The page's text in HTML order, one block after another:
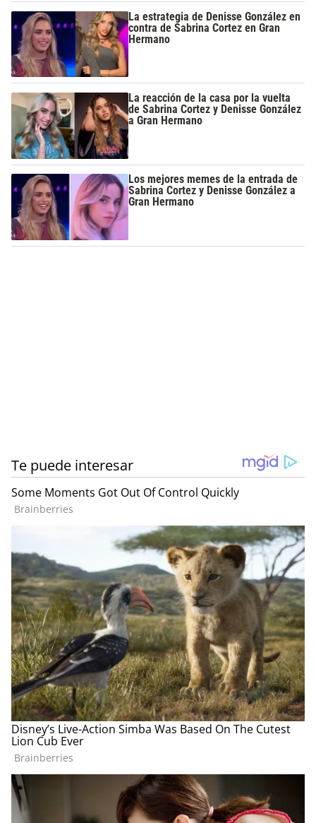
La estrategia de Denisse González en
contra de Sabrina Cortez en Gran
Hermano
La reacción de la casa por la vuelta
de Sabrina Cortez y Denisse González
a Gran Hermano
Los mejores memes de la entrada de
Sabrina Cortez y Denisse González a
Gran Hermano